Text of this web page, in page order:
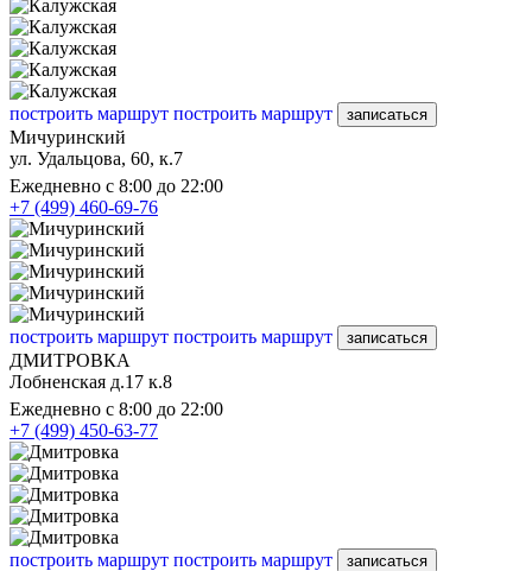
построить маршрут построить маршрут записаться
Мичуринский
ул. Удальцова, 60, к.7
Ежедневно с 8:00 до 22:00
+7 (499) 460-69-76
построить маршрут построить маршрут записаться
ДМИТРОВКА
Лобненская д.17 к.8
Ежедневно с 8:00 до 22:00
+7 (499) 450-63-77
построить маршрут построить маршрут записаться